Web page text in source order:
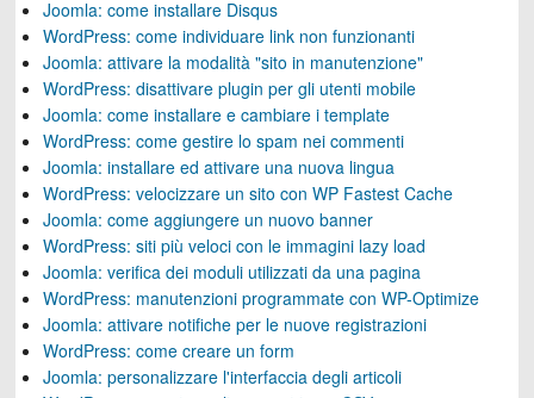
Joomla: come installare Disqus
WordPress: come individuare link non funzionanti
Joomla: attivare la modalità "sito in manutenzione"
WordPress: disattivare plugin per gli utenti mobile
Joomla: come installare e cambiare i template
WordPress: come gestire lo spam nei commenti
Joomla: installare ed attivare una nuova lingua
WordPress: velocizzare un sito con WP Fastest Cache
Joomla: come aggiungere un nuovo banner
WordPress: siti più veloci con le immagini lazy load
Joomla: verifica dei moduli utilizzati da una pagina
WordPress: manutenzioni programmate con WP-Optimize
Joomla: attivare notifiche per le nuove registrazioni
WordPress: come creare un form
Joomla: personalizzare l'interfaccia degli articoli